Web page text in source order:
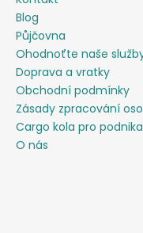
Blog
Půjčovna
Ohodnoťte naše
Doprava a vratky
Obchodní podmínky
Zásady zpracování
Cargo kola pro
O nás